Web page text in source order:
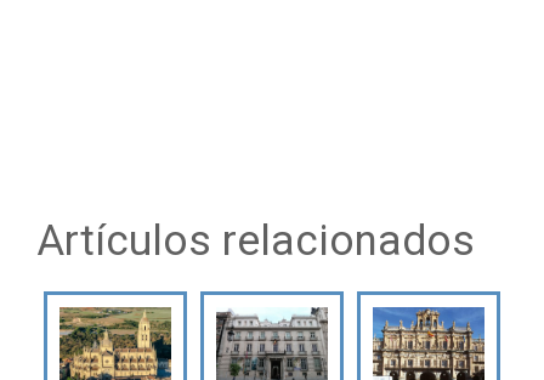
Artículos relacionados